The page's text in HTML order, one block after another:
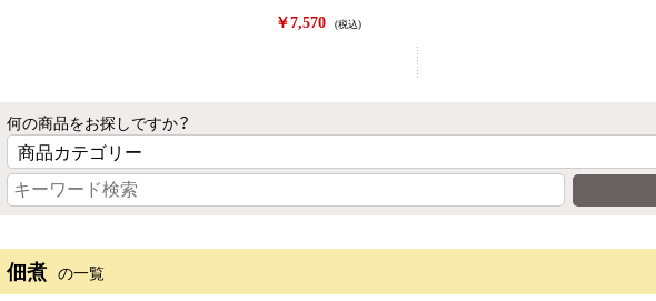
￥7,570 (税込)
何の商品をお探しですか？
佃煮 の一覧